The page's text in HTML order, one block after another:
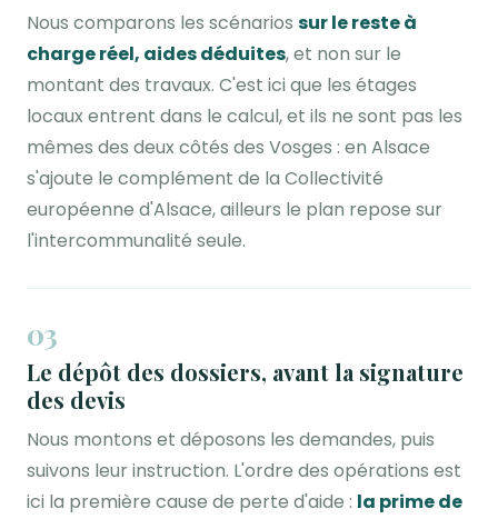
Nous comparons les scénarios sur le reste à
charge réel, aides déduites, et non sur le
montant des travaux. C'est ici que les étages
locaux entrent dans le calcul, et ils ne sont pas les
mêmes des deux côtés des Vosges : en Alsace
s'ajoute le complément de la Collectivité
européenne d'Alsace, ailleurs le plan repose sur
l'intercommunalité seule.
03
Le dépôt des dossiers, avant la signature
des devis
Nous montons et déposons les demandes, puis
suivons leur instruction. L'ordre des opérations est
ici la première cause de perte d'aide : la prime de